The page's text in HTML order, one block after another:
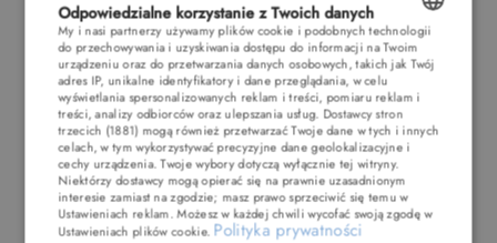
POLISH
ENGLISH
GERMAN
CZECH
Odpowiedzialne korzystanie z Twoich danych
My i nasi partnerzy używamy plików cookie i podobnych technologii
do przechowywania i uzyskiwania dostępu do informacji na Twoim
urządzeniu oraz do przetwarzania danych osobowych, takich jak Twój
adres IP, unikalne identyfikatory i dane przeglądania, w celu
wyświetlania spersonalizowanych reklam i treści, pomiaru reklam i
treści, analizy odbiorców oraz ulepszania usług. Dostawcy stron
trzecich (1881)mogą również przetwarzać Twoje dane w tych i innych
celach, w tym wykorzystywać precyzyjne dane geolokalizacyjne i
cechy urządzenia. Twoje wybory dotyczą wyłącznie tej witryny.
Niektórzy dostawcy mogą opierać się na prawnie uzasadnionym
interesie zamiast na zgodzie; masz prawo sprzeciwić się temu w
Ustawieniach reklam. Możesz w każdej chwili wycofać swoją zgodę w
Ustawieniach plików cookie. Polityka prywatności